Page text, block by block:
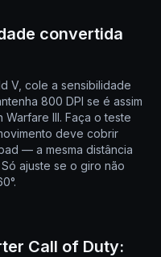
convertida
V, cole a sensibilidade
800 DPI se é assim
III. Faça o teste
deve cobrir
— a mesma distância
ajuste se o giro não
Call of Duty: